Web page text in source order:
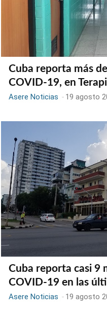
Cuba reporta más
COVID-19, en
Asere Noticias - 19 agosto
Cuba reporta casi 9
COVID-19 en las
Asere Noticias - 19 agosto